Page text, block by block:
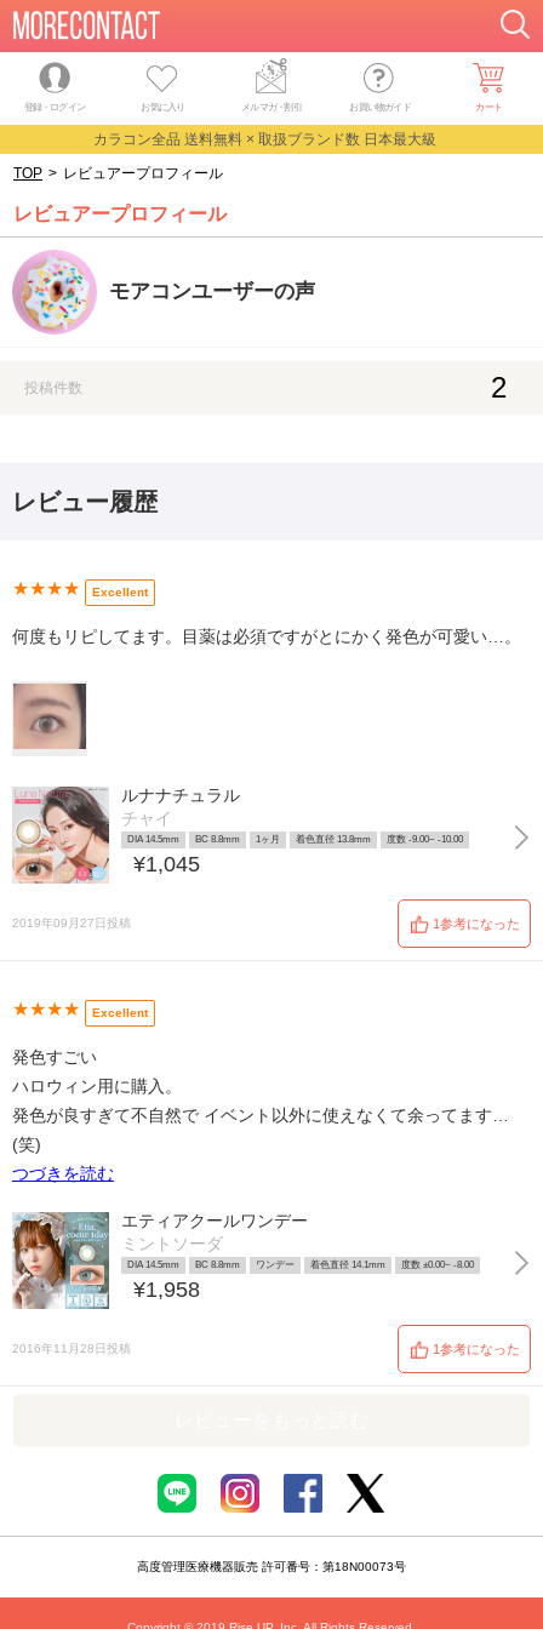
登録・ログイン お気に入り メルマガ・割引 お買い物ガイド カート
カラコン全品 送料無料 × 取扱ブランド数 日本最大級
TOP > レビュアープロフィール
レビュアープロフィール
モアコンユーザーの声
投稿件数 2
レビュー履歴
★★★★ Excellent
何度もリピしてます。目薬は必須ですがとにかく発色が可愛い…。
ルナナチュラル
チャイ
DIA 14.5mm BC 8.8mm 1ヶ月 着色直径 13.8mm 度数 -9.00~ -10.00
¥1,045
2019年09月27日投稿 1参考になった
★★★★ Excellent
発色すごい
ハロウィン用に購入。
発色が良すぎて不自然で イベント以外に使えなくて余ってます…
(笑)
つづきを読む
エティアクールワンデー
ミントソーダ
DIA 14.5mm BC 8.8mm ワンデー 着色直径 14.1mm 度数 ±0.00~ -8.00
¥1,958
2016年11月28日投稿 1参考になった
高度管理医療機器販売 許可番号：第18N00073号